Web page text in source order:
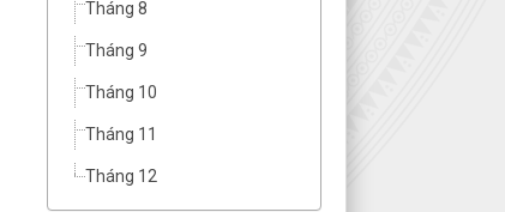
Tháng 8
Tháng 9
Tháng 10
Tháng 11
Tháng 12